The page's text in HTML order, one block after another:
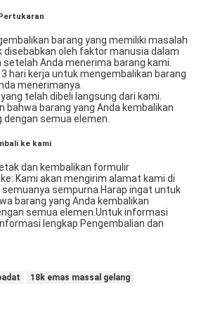
barang yang memiliki masalah
disebabkan oleh faktor manusia dalam
setelah Anda menerima barang kami.
hari kerja untuk mengembalikan barang
menerimanya.
telah dibeli langsung dari kami.
bahwa barang yang Anda kembalikan
dengan semua elemen.
ke kami
dan kembalikan formulir
Kami akan mengirim alamat kami di
semuanya sempurna.Harap ingat untuk
barang yang Anda kembalikan
semua elemen.Untuk informasi
lengkap Pengembalian dan
18k emas massal gelang